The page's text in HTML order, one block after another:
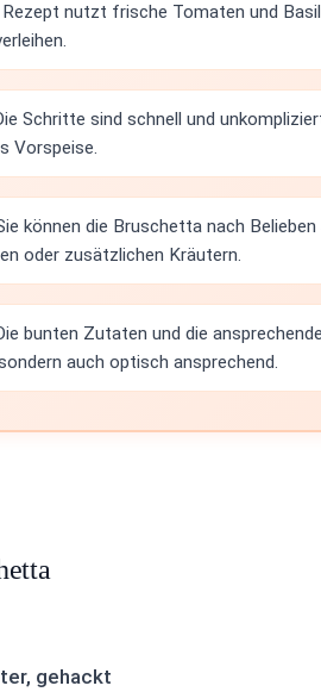
Rezept nutzt frische Tomaten und
Schritte sind schnell und
Vorspeise.
können die Bruschetta nach
oder zusätzlichen Kräutern.
bunten Zutaten und die
auch optisch ansprechend.
gehackt